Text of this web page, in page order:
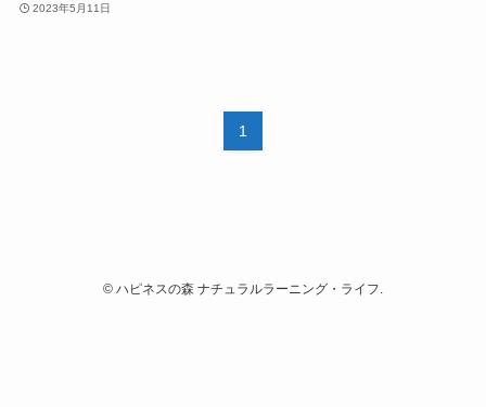
2023年5月11日
1
© ハピネスの森 ナチュラルラーニング・ライフ.